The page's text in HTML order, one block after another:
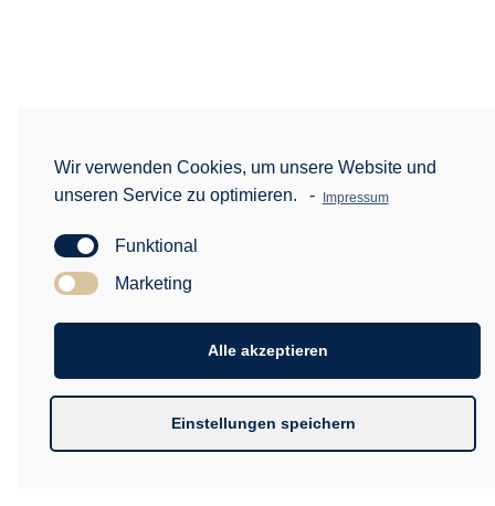
Wir verwenden Cookies, um unsere Website und
unseren Service zu optimieren.
- Impressum
Funktional
Marketing
Alle akzeptieren
Einstellungen speichern